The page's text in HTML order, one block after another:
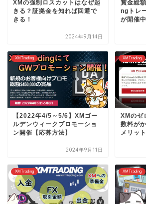
XMの強制ロスカットはなぜ起
きる？証拠金を知れば回避で
きる！
2024年9月14日
賞金総
ngトレ
が開催
XMTrading
【2022年4/5～5/6】XMゴー
ルデンウィークプロモーショ
ン開催【応募方法】
2024年9月11日
XMTrading
XMのゼ
数料が
メリッ
XMTrading XMTrading